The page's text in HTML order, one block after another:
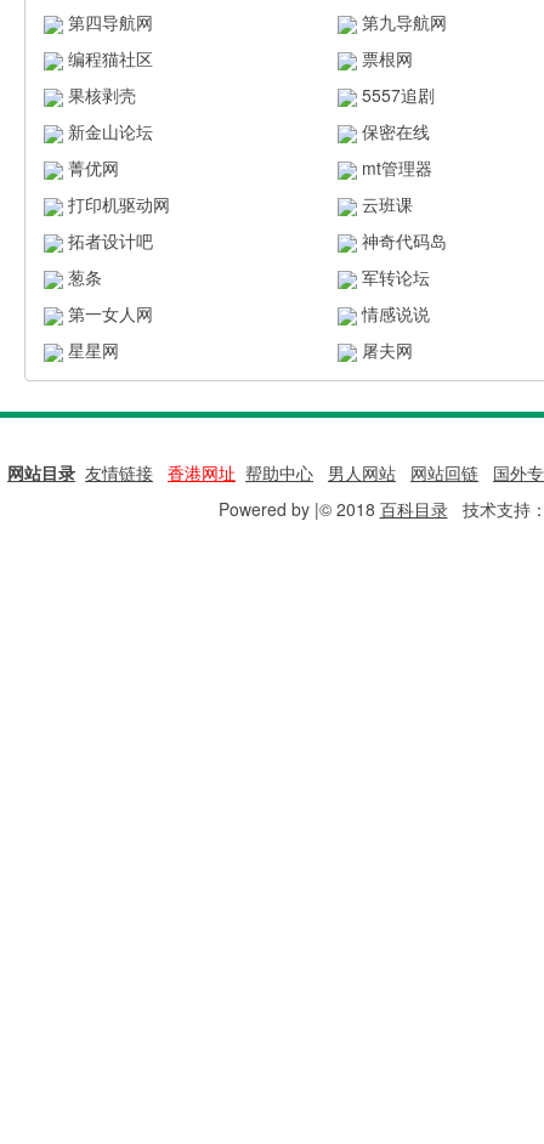
第四导航网
第九导航网
编程猫社区
票根网
果核剥壳
5557追剧
新金山论坛
保密在线
菁优网
mt管理器
打印机驱动网
云班课
拓者设计吧
神奇代码岛
葱条
军转论坛
第一女人网
情感说说
星星网
屠夫网
网站目录 友情链接 香港网址 帮助中心 男人网站 网站回链
国外
Powered by |© 2018 百科目录技术支持